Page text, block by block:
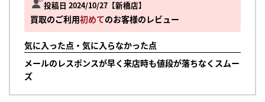
投稿日 2024/10/27 新橋店
買取のご利用初めてのお客様のレビュー
気に入った点・気に入らなかった点
メールのレスポンスが早く来店時も値段が落ちなくスムー
ズ